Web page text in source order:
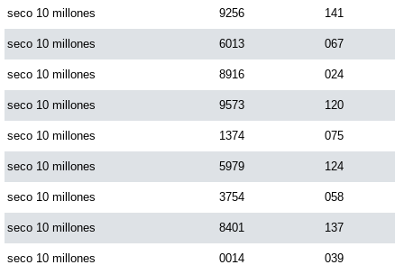
seco 10 millones 9256 141
seco 10 millones 6013 067
seco 10 millones 8916 024
seco 10 millones 9573 120
seco 10 millones 1374 075
seco 10 millones 5979 124
seco 10 millones 3754 058
seco 10 millones 8401 137
seco 10 millones 0014 039